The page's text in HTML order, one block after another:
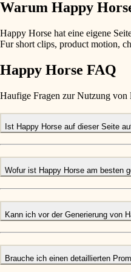
Warum Happy
Happy Horse hat eine eigene
Fur short clips, product motion,
Happy Horse FAQ
Haufige Fragen zur Nutzung
Ist Happy Horse auf dieser Seite
Wofur ist Happy Horse am besten
Kann ich vor der Generierung von
Brauche ich einen detaillierten